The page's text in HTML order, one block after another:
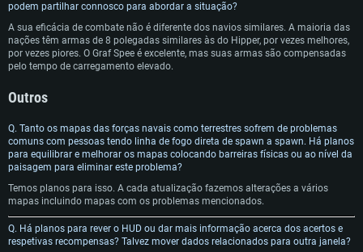
podem partilhar connosco para abordar a situação?
A sua eficácia de combate não é diferente dos navios similares. A maioria das
nações têm armas de 8 polegadas similares às do Hipper, por vezes melhores,
por vezes piores. O Graf Spee é excelente, mas suas armas são compensadas
pelo tempo de carregamento elevado.
Outros
Q. Tanto os mapas das forças navais como terrestres sofrem de problemas
comuns com pessoas tendo linha de fogo direta de spawn a spawn. Há planos
para equilibrar e melhorar os mapas colocando barreiras físicas ou ao nível da
paisagem para eliminar este problema?
Temos planos para isso. A cada atualização fazemos alterações a vários
mapas incluindo mapas com os problemas mencionados.
Q. Há planos para rever o HUD ou dar mais informação acerca dos acertos e
respetivas recompensas? Talvez mover dados relacionados para outra janela?